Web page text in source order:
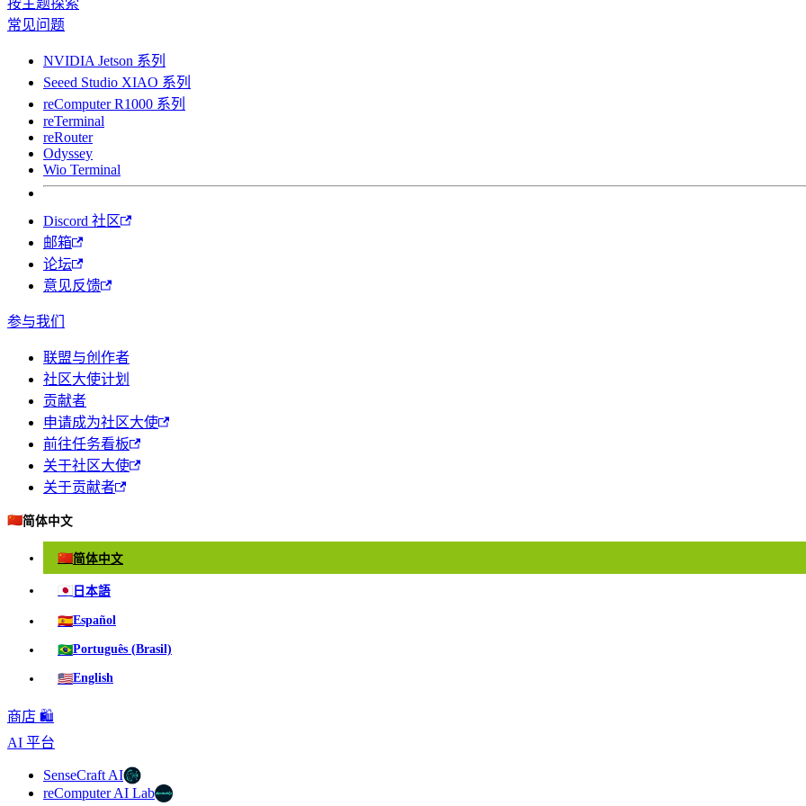
按主题探索
常见问题
NVIDIA Jetson 系列
Seeed Studio XIAO 系列
reComputer R1000 系列
reTerminal
reRouter
Odyssey
Wio Terminal
Discord 社区
邮箱
论坛
意见反馈
参与我们
联盟与创作者
社区大使计划
贡献者
申请成为社区大使
前往任务看板
关于社区大使
关于贡献者
🇨🇳简体中文
🇨🇳简体中文
🇯🇵 日本語
🇪🇸Español
🇧🇷Português (Brasil)
🇺🇸English
商店 🛍️
AI 平台
SenseCraft AI
reComputer AI Lab